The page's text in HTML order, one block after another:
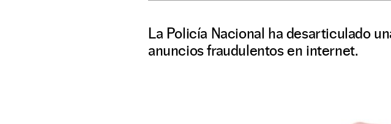
La Policía Nacional ha desarticulado
anuncios fraudulentos en internet.